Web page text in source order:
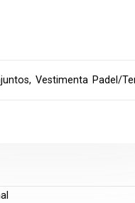
,Vestimenta Padel/